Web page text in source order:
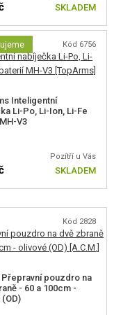
pažbě
SKLADEM
Kód 6756
Inteligentní
Li-Po, Li-Ion, Li-Fe
V3
Pozítří u Vás
SKLADEM
Kód 2828
pouzdro na
- 60 a 100cm -